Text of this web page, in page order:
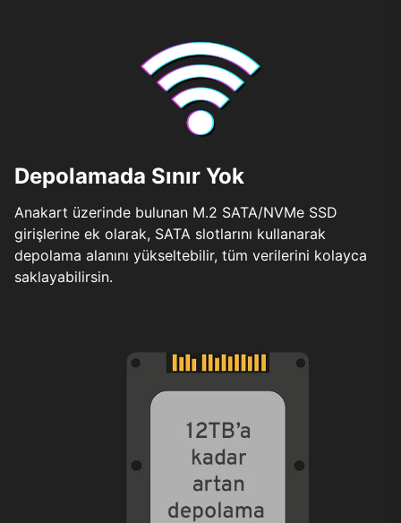
Depolamada Sınır Yok
Anakart üzerinde bulunan M.2 SATA/NVMe SSD
girişlerine ek olarak, SATA slotlarını kullanarak
depolama alanını yükseltebilir, tüm verilerini kolayca
saklayabilirsin.